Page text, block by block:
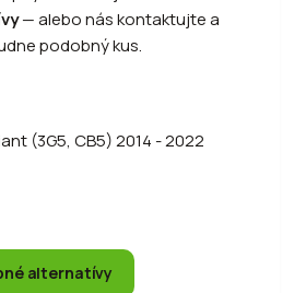
—alebonás kontaktujte a
podobný kus.
(3G5, CB5) 2014 - 2022
alternatívy